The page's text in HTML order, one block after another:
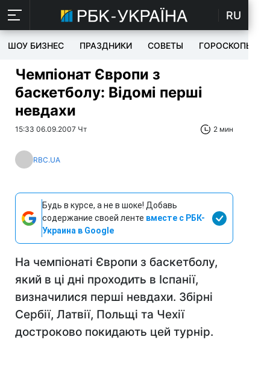
RU
ШОУ БИЗНЕС ПРАЗДНИКИ СОВЕТЫ ГОРОСКОПЫ
Чемпіонат Європи з
баскетболу: Відомі перші
невдахи
15:33 06.09.2007 Чт 2 мин
RBC.UA
Будь в курсе, а не в шоке! Добавь
содержание своей ленте вместе с РБК-
Украина в Google
На чемпіонаті Європи з баскетболу,
який в ці дні проходить в Іспанії,
визначилися перші невдахи. Збірні
Сербії, Латвії, Польщі та Чехії
достроково покидають цей турнір.